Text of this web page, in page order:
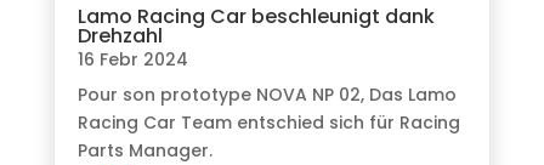
Lamo Racing Car beschleunigt dank
Drehzahl
16 Febr 2024
Pour son prototype NOVA NP02, Das Lamo
Racing Car Team entschied sich für Racing
Parts Manager.